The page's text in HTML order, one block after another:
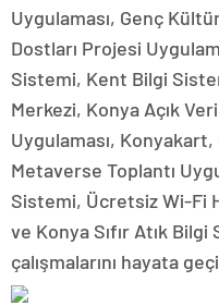
Uygulaması, Genç
Dostları Projesi
Sistemi, Kent Bilgi
Merkezi, Konya Açık
Uygulaması,
Metaverse Toplantı
Sistemi, Ücretsiz Wi-Fi
ve Konya Sıfır Atık
çalışmalarını hayata